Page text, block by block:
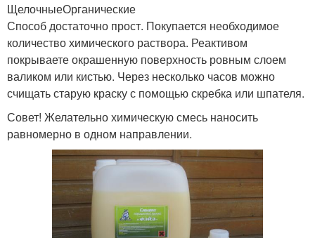
ЩелочныеОрганические
Способ достаточно прост. Покупается необходимое
количество химического раствора. Реактивом
покрываете окрашенную поверхность ровным слоем
валиком или кистью. Через несколько часов можно
счищать старую краску с помощью скребка или шпателя.
Совет! Желательно химическую смесь наносить
равномерно в одном направлении.